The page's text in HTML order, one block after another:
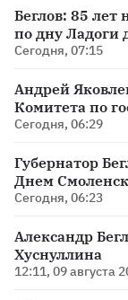
Беглов: 85 лет
по дну Ладоги
Сегодня, 07:15
Андрей
Комитета по
Сегодня, 06:29
Губернатор
Днем
Сегодня, 06:23
Александр
Хуснуллина
12:11, 09 августа